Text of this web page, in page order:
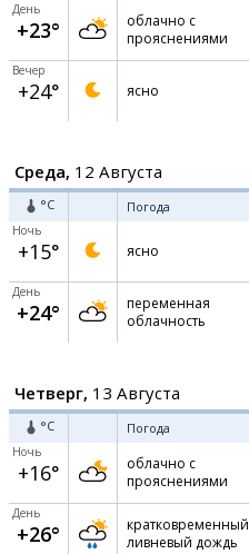
День
+23°
облачно с
прояснениями
Вечер
+24° ясно
Среда, 12 Августа
°C Погода
Ночь
+15° ясно
День
+24°
переменная
облачность
Четверг, 13 Августа
°C Погода
Ночь
+16°
облачно с
прояснениями
День
+26°
кратковременный
ливневый дождь